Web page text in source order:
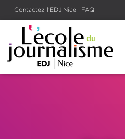
les Rentrée 2026 : préinscriptions
Contactez l’EDJ Nice FAQ
Salons et forums